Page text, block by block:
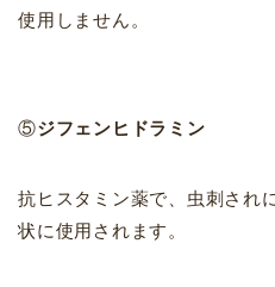
使用しません。
⑤ジフェンヒドラミン
抗ヒスタミン薬で、虫刺され
状に使用されます。